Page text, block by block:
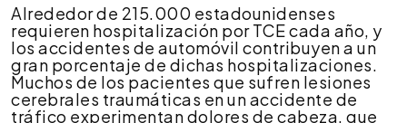
Alrededor de 215.000 estadounidenses
requieren hospitalización por TCE cada año, y
los accidentes de automóvil contribuyen a un
gran porcentaje de dichas hospitalizaciones.
Muchos de los pacientes que sufren lesiones
cerebrales traumáticas en un accidente de
tráfico experimentan dolores de cabeza, que